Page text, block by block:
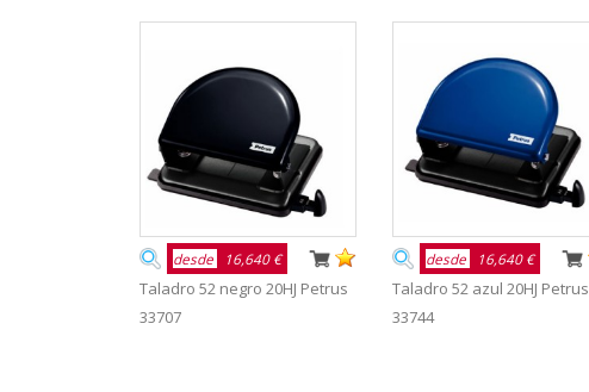
desde 16,640 €
Taladro 52 negro 20HJ Petrus
33707
desde 16,640 €
Taladro 52 azul 20HJ Petrus
33744